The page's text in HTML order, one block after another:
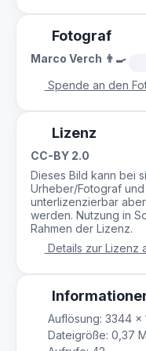
Fotograf
Marco Verch 👨‍🍳
Spende an den
Lizenz
CC-BY 2.0
Dieses Bild kann bei
Urheber/Fotograf
unterlizenzierbar
werden. Nutzung in
Rahmen der Lizenz.
Details zur Lizenz
Auflösung: 3344 ×
Dateigröße: 0,37